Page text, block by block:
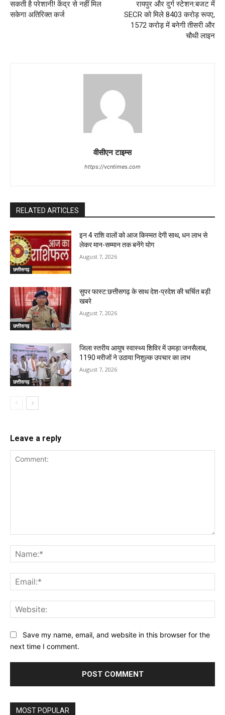
सकती है परेशानी! केंद्र से नहीं मिल
सकेगा अतिरिक्त कर्ज
रायपुर और दुर्ग स्टेशन:बजट में
SECR को मिले 8403 करोड़ रूपए,
1572 करोड़ में बनेगी तीसरी और
चौथी लाइन
वीसीएन टाइम्स
https://vcntimes.com
RELATED ARTICLES
छत्तीसगढ़
इन 4 राशि वालों को आज किस्मत देगी साथ, धन लाभ से
लेकर मान-सम्मान तक बनेंगे योग
August 7, 2026
छत्तीसगढ़
सुपर फास्ट:छत्तीसगढ़ के साथ देश-प्रदेश की चर्चित बड़ी
खबरे
August 7, 2026
छत्तीसगढ़
जिला स्तरीय आयुष स्वास्थ्य शिविर में उमड़ा जनसैलाब,
1190 मरीजों ने उठाया निशुल्क उपचार का लाभ
August 7, 2026
Leave a reply
Save my name, email, and website in this browser for the
next time I comment.
MOST POPULAR